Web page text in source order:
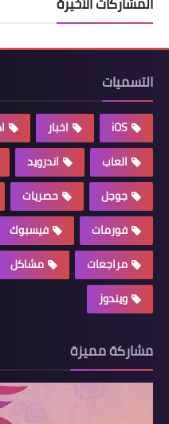
التسميات
iOS اخبار
العاب
اندرويد
جوجل
حصريات
فورمات
فيسبوك
مراجعات
مشاكل
ويندوز
مشاركة مميزة